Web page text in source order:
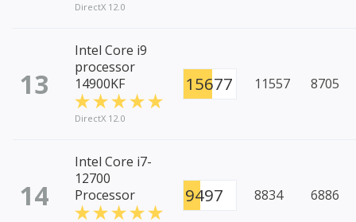
DirectX 12.0
13
Intel Core i9
processor
14900KF
DirectX 12.0
15677 11557 8705
14
Intel Core i7-
12700
Processor
9497 8834 6886